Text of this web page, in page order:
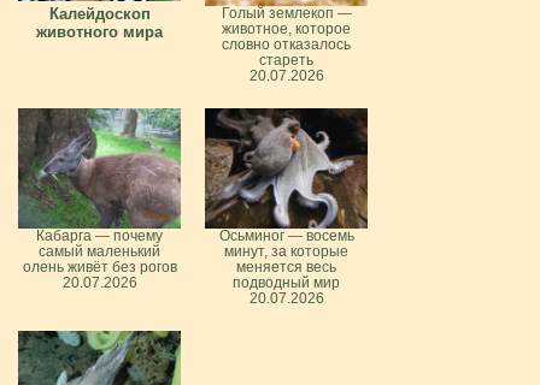
Калейдоскоп
животного мира
Голый землекоп —
животное, которое
словно отказалось
стареть
20.07.2026
Кабарга — почему
самый маленький
олень живёт без рогов
20.07.2026
Осьминог — восемь
минут, за которые
меняется весь
подводный мир
20.07.2026